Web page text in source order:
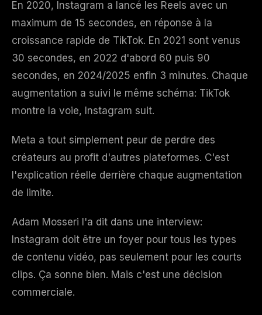
En 2020, Instagram a lancé les Reels avec un
maximum de 15 secondes, en réponse à la
croissance rapide de TikTok. En 2021 sont venus
30 secondes, en 2022 d'abord 60 puis 90
secondes, en 2024/2025 enfin 3 minutes. Chaque
augmentation a suivi le même schéma: TikTok
montre la voie, Instagram suit.
Meta a tout simplement peur de perdre des
créateurs au profit d'autres plateformes. C'est
l'explication réelle derrière chaque augmentation
de limite.
Adam Mosseri l'a dit dans une interview:
Instagram doit être un foyer pour tous les types
de contenu vidéo, pas seulement pour les courts
clips. Ça sonne bien. Mais c'est une décision
commerciale.